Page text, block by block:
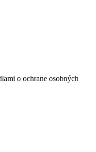
o ochrane osobných